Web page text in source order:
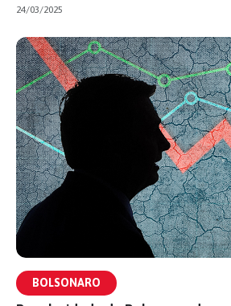
24/03/2025
BOLSONARO